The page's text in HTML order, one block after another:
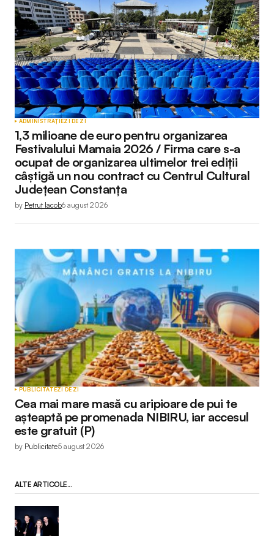
ADMINISTRAȚIEZI DE ZI
1,3 milioane de euro pentru organizarea
Festivalului Mamaia 2026 / Firma care s-a
ocupat de organizarea ultimelor trei ediții
câștigă un nou contract cu Centrul Cultural
Județean Constanța
by Petruț Iacob6 august 2026
PUBLICITATEZI DE ZI
Cea mai mare masă cu aripioare de pui te
așteaptă pe promenada NIBIRU, iar accesul
este gratuit (P)
by Publicitate5 august 2026
ALTE ARTICOLE...